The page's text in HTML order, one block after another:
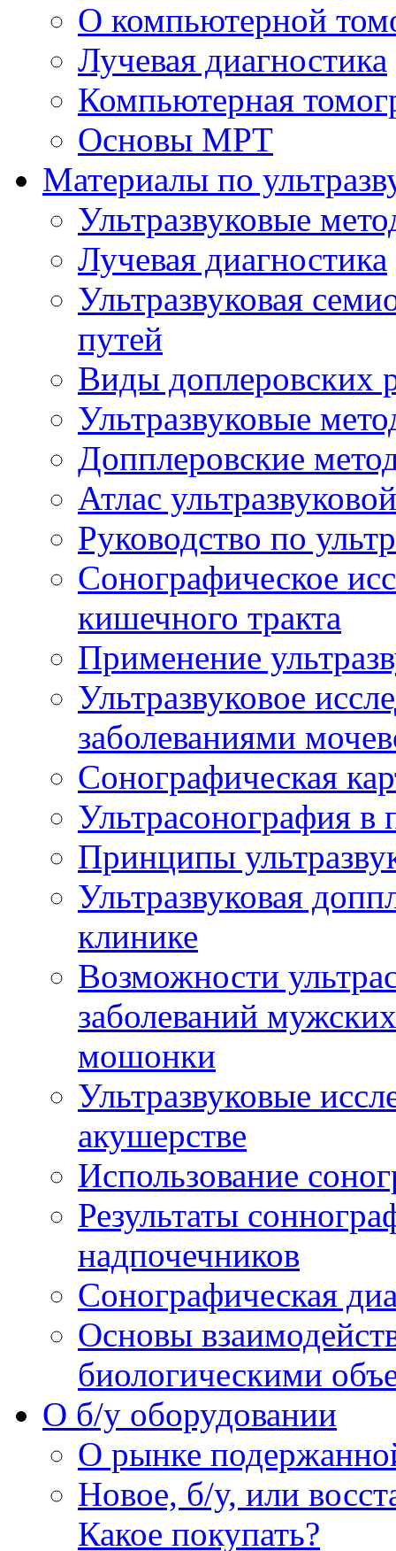
О компьютерной
Лучевая диагностика
Компьютерная
Основы МРТ
Материалы по
Ультразвуковые
Лучевая диагностика
Ультразвуковая
путей
Виды доплеровских
Ультразвуковые
Допплеровские
Атлас
Руководство по
Сонографическое
кишечного тракта
Применение
Ультразвуковое
заболеваниями
Сонографическая
Ультрасонография в
Принципы
Ультразвуковая
клинике
Возможности
заболеваний
мошонки
Ультразвуковые
акушерстве
Использование
Результаты
надпочечников
Сонографическая
Основы
биологическими
O б/у оборудовании
О рынке
Новое, б/у, или
Какое покупать?